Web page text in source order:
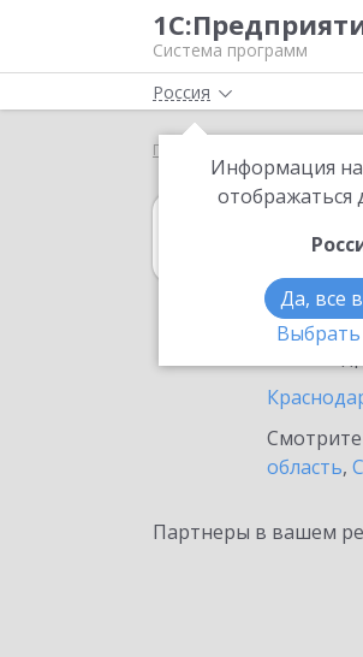
Система программ
Россия
Информация на
отображаться
Да, все
Выбрать
Главная 1С:Зарплата и
в
область,
Партнеры в вашем